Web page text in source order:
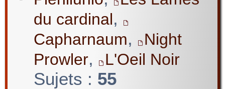
du cardinal,
Capharnaum,
Night
Prowler, L'Oeil Noir
Sujets : 55